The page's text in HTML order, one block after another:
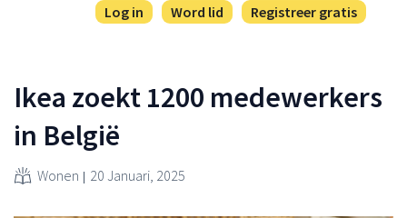
Registreer gratis
Log in
Word lid
Ikea zoekt 1200 medewerkers
in België
Wonen 20 Januari, 2025